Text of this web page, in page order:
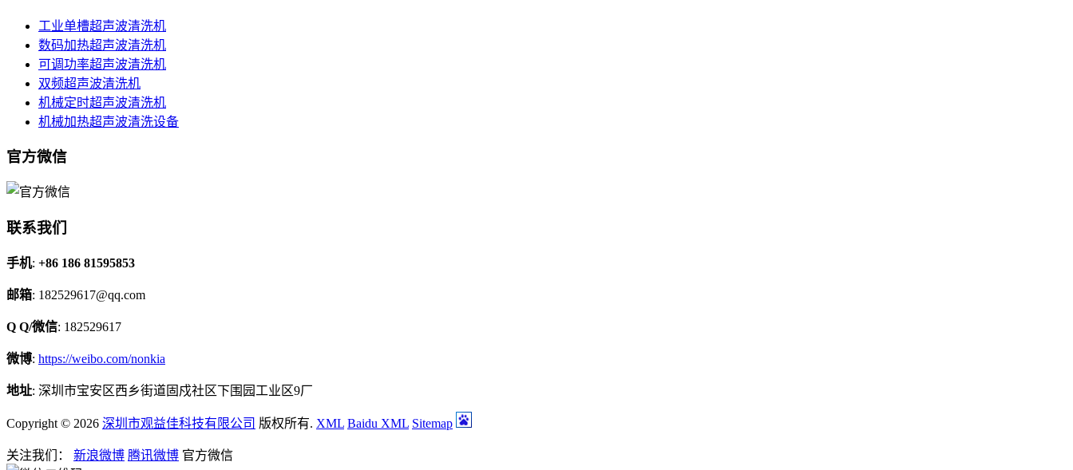
工业单槽超声波清洗机
数码加热超声波清洗机
可调功率超声波清洗机
双频超声波清洗机
机械定时超声波清洗机
机械加热超声波清洗设备
官方微信
联系我们
手机: +86 186 81595853
邮箱: 182529617@qq.com
Q Q/微信: 182529617
微博: https://weibo.com/nonkia
地址: 深圳市宝安区西乡街道固戍社区下围园工业区9厂
Copyright © 2026 深圳市观益佳科技有限公司 版权所有. XML Baidu XML Sitemap
关注我们： 新浪微博 腾讯微博 官方微信